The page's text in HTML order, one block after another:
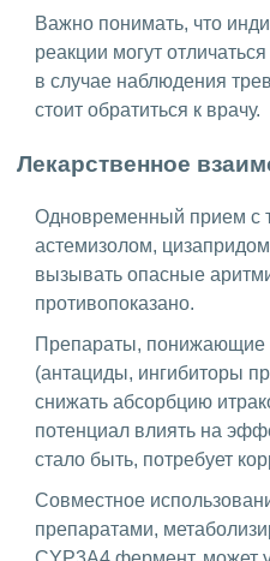
Важно понимать, что
реакции могут
в случае наблюдения
стоит обратиться к врачу.
Лекарственное
Одновременный прием с
астемизолом,
вызывать опасные
противопоказано.
Препараты, понижающие
(антациды, ингибиторы
снижать абсорбцию
потенциал влиять на
стало быть, потребует
Совместное
препаратами,